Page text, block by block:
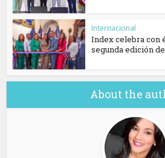
Internacional
Index celebra con
segunda edición de
About the